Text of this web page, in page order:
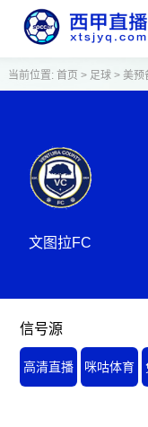
当前位置: 首页 > 足球> 美预
文图拉FC
信号源
高清直播 咪咕体育